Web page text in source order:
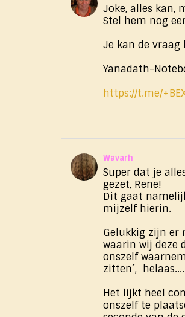
Joke, alles kan,
Stel hem nog
Je kan de vraag
Yanadath-
https://t.me/
Wavarh
Super dat je
gezet, Rene!
Dit gaat
mijzelf hierin.
Gelukkig zijn er
waarin wij deze
onszelf
zitten´,
Het lijkt heel
onszelf te